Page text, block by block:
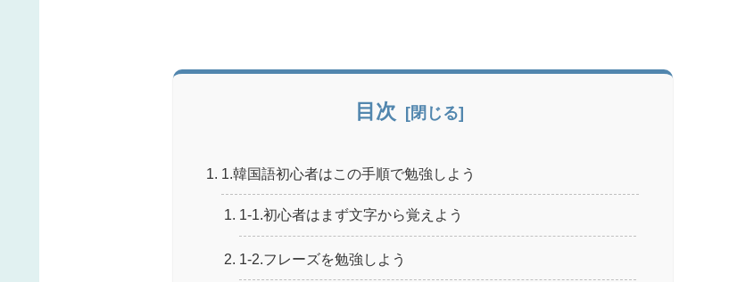
目次
1.韓国語初心者はこの手順で勉強しよう
1-1.初心者はまず文字から覚えよう
1-2.フレーズを勉強しよう